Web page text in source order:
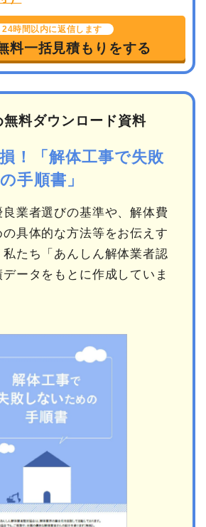
24時間以内に返信します
料一括見積もりをする
無料ダウンロード資料
！「解体工事で失敗
手順書」
業者選びの基準や、解体費
具体的な方法等をお伝えす
私たち「あんしん解体業者認
ータをもとに作成していま